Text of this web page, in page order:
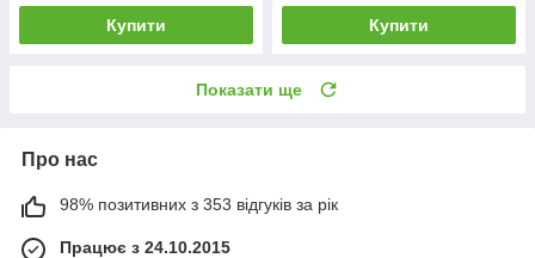
Купити Купити
Показати ще
Про нас
98% позитивних з 353 відгуків за рік
Працює з 24.10.2015